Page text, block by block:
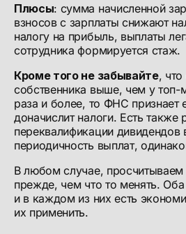
Плюсы: сумма начисленной
взносов с зарплаты снижают
налогу на прибыль, выплаты
сотрудника формируется стаж.
Кроме того не забывайте, что
собственника выше, чем у топ-
раза и более, то ФНС признает
доначислит налоги. Есть также
переквалификации дивидендов
периодичность выплат,
В любом случае, просчитываем
прежде, чем что то менять.
и в каждом из них есть
их применить.